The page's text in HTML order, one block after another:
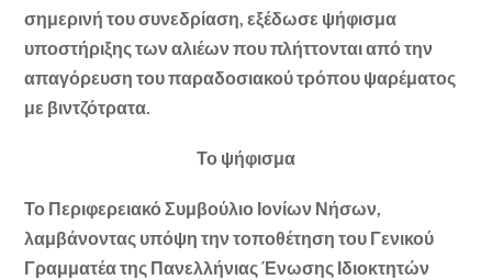
σημερινή του συνεδρίαση, εξέδωσε ψήφισμα
υποστήριξης των αλιέων που πλήττονται από την
απαγόρευση του παραδοσιακού τρόπου ψαρέματος
με βιντζότρατα.
Το ψήφισμα
Το Περιφερειακό Συμβούλιο Ιονίων Νήσων,
λαμβάνοντας υπόψη την τοποθέτηση του Γενικού
Γραμματέα της Πανελλήνιας Ένωσης Ιδιοκτητών